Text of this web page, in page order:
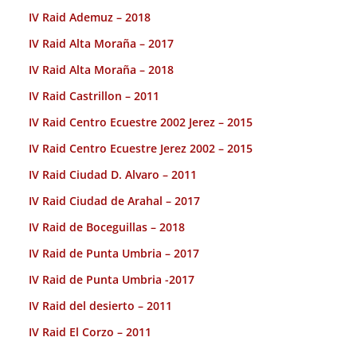
IV Raid Ademuz – 2018
IV Raid Alta Moraña – 2017
IV Raid Alta Moraña – 2018
IV Raid Castrillon – 2011
IV Raid Centro Ecuestre 2002 Jerez – 2015
IV Raid Centro Ecuestre Jerez 2002 – 2015
IV Raid Ciudad D. Alvaro – 2011
IV Raid Ciudad de Arahal – 2017
IV Raid de Boceguillas – 2018
IV Raid de Punta Umbria – 2017
IV Raid de Punta Umbria -2017
IV Raid del desierto – 2011
IV Raid El Corzo – 2011